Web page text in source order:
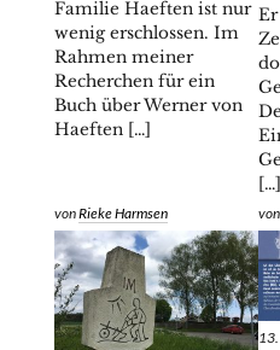
Familie Haeften ist nur
wenig erschlossen. Im
Rahmen meiner
Recherchen für ein
Buch über Werner von
Haeften […]
vonRieke Harmsen
[…]